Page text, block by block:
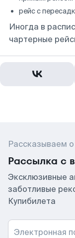
рейс с
Иногда в
чартерные
Рассказываем
Рассылка с
Эксклюзивные
заботливые
Купибилета
Электронная